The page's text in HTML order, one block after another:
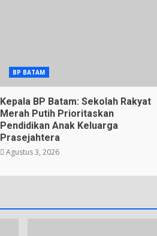
BP BATAM
Kepala BP Batam: Sekolah Rakyat
Merah Putih Prioritaskan
Pendidikan Anak Keluarga
Prasejahtera
Agustus 3, 2026